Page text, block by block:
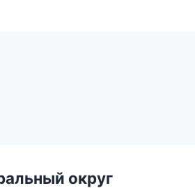
округ